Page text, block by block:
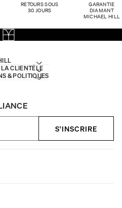
RETOURS SOUS
30 JOURS
GARANTIE
DIAMANT
MICHAEL HILL
CLIENTÈLE
& POLITIQUES
S'INSCRIRE